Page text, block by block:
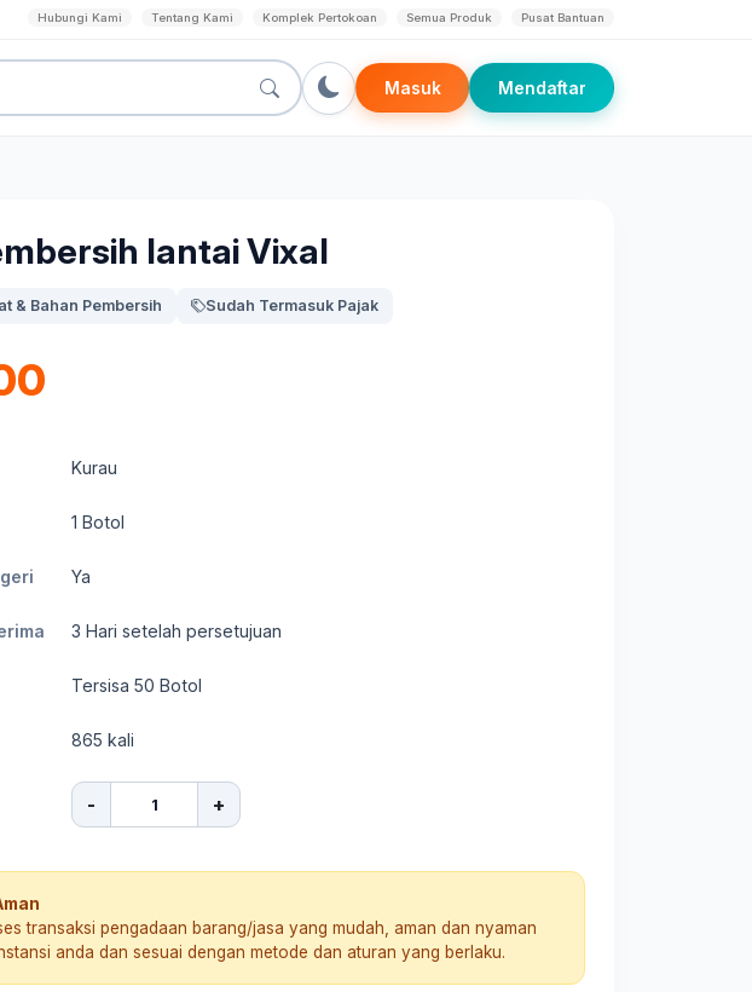
Hubungi Kami Tentang Kami Komplek Pertokoan Semua Produk Pusat Bantuan
Masuk Mendaftar
lantai Vixal
& Bahan Pembersih Sudah Termasuk Pajak
Kurau
1 Botol
Ya
3 Hari setelah persetujuan
Tersisa 50 Botol
865 kali
- +
transaksi pengadaan barang/jasa yang mudah, aman dan nyaman
anda dan sesuai dengan metode dan aturan yang berlaku.